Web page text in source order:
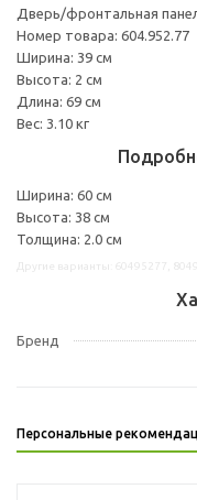
Дверь/фронтальная
Номер товара: 604.952.77
Ширина: 39 см
Высота: 2 см
Длина: 69 см
Вес: 3.10 кг
Ширина: 60 см
Высота: 38 см
Толщина: 2.0 см
Бренд
Персональные